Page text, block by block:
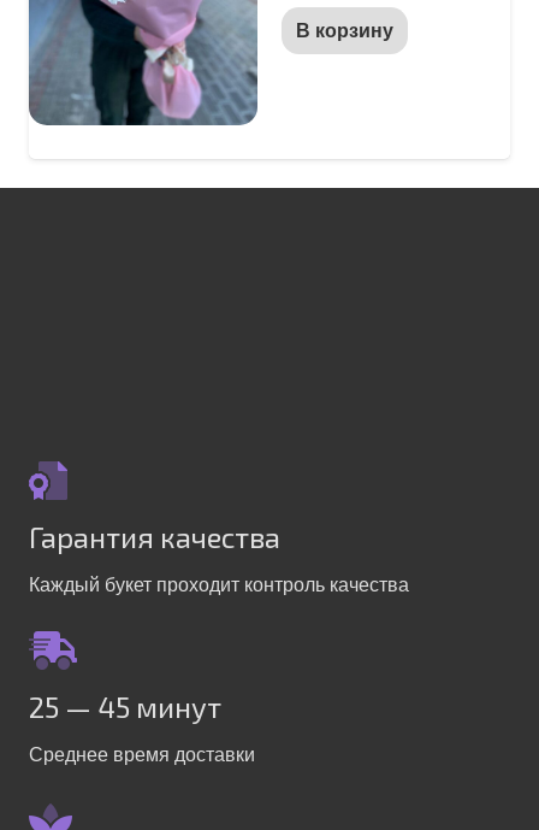
В корзину
Гарантия качества
Каждый букет проходит контроль качества
25 — 45 минут
Среднее время доставки